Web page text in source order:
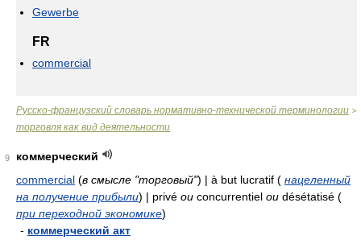
Gewerbe
FR
commercial
Русско-французский словарь нормативно-технической терминологии >
торговля как вид деятельности
9
коммерческий
commercial (в смысле "торговый") | à but lucratif ( нацеленный
на получение прибыли) | privé ou concurrentiel ou désétatisé (
при переходной экономике)
- коммерческий акт